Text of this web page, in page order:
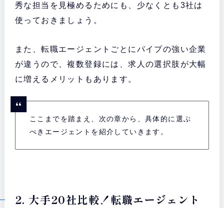
秀な担当を見極めるためにも、少なくとも3社は
使っておきましょう。
また、転職エージェントごとにパイプの強い企業
が違うので、複数登録には、求人の選択肢が大幅
に増えるメリットもあります。
ここまでを踏まえ、次の章から、具体的に選ぶ
べきエージェントを紹介していきます。
2. 大手20社比較！転職エージェント